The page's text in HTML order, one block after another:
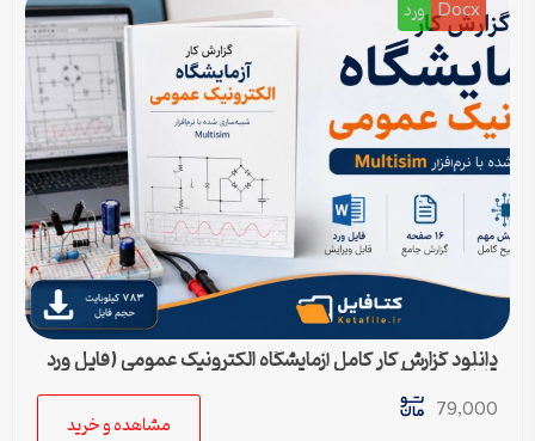
Docx ورد
دانلود گزارش کار کامل آزمایشگاه الکترونیک عمومی (فایل ورد
قابل ویرایش)
79,000
مشاهده و خرید